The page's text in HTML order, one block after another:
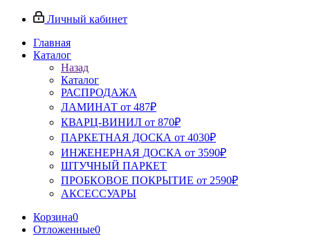
Личный кабинет
Главная
Каталог
Назад
Каталог
РАСПРОДАЖА
ЛАМИНАТ от 487₽
КВАРЦ-ВИНИЛ от 870₽
ПАРКЕТНАЯ ДОСКА от 4030₽
ИНЖЕНЕРНАЯ ДОСКА от 3590₽
ШТУЧНЫЙ ПАРКЕТ
ПРОБКОВОЕ ПОКРЫТИЕ от 2590₽
АКСЕССУАРЫ
Корзина0
Отложенные0